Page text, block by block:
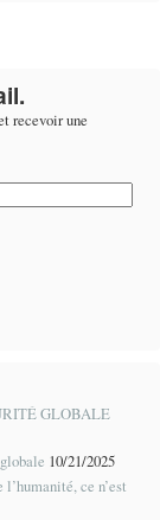
recevoir une
GLOBALE
10/21/2025
ce n’est